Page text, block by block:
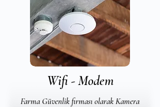
Wifi - Modem
Farma Güvenlik firması olarak Kamera